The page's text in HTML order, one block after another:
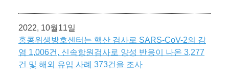
2022, 10월11일
홍콩위생방호센터는 핵산 검사로 SARS-CoV-2의 감
염 1,006건, 신속항원검사로 양성 반응이 나온 3,277
건 및 해외 유입 사례 373건을 조사